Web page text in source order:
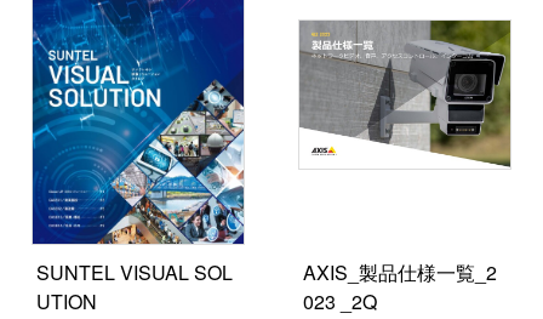
SUNTEL VISUAL SOL
UTION
AXIS_製品仕様一覧_2
023 _2Q